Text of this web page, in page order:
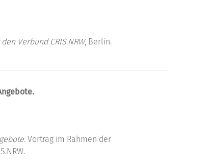
Verbund CRIS.NRW, Berlin.
Vortrag im Rahmen der